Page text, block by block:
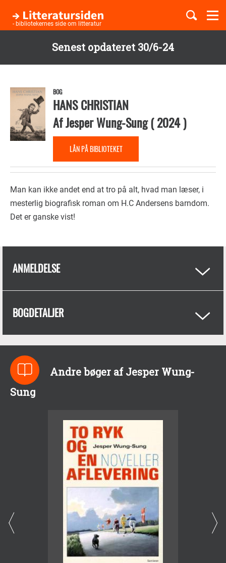
Senest opdateret 30/6-24
hovedindhold
- bibliotekernes side om litteratur
Børnebøger
Temaer
BOG
HANS CHRISTIAN
AfJesper Wung-Sung(2024)
LÅN PÅ BIBLIOTEKET
Man kan ikke andet end at tro på alt, hvad man læser, i
mesterlig biografisk roman om H.C Andersens barndom.
Det er ganske vist!
ANMELDELSE
BOGDETALJER
Andre bøger af Jesper Wung-
Sung